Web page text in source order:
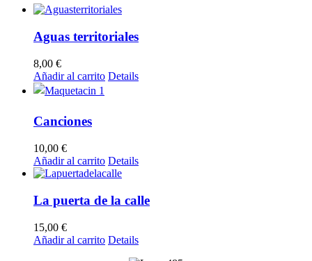
Aguas territoriales
8,00 €
Añadir al carrito Details
Canciones
10,00 €
Añadir al carrito Details
La puerta de la calle
15,00 €
Añadir al carrito Details